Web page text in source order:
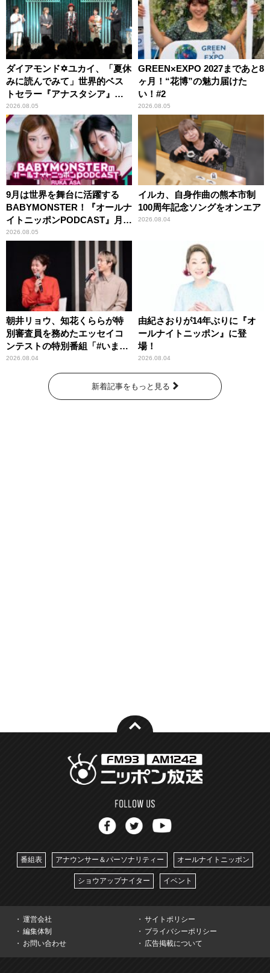
ダイアモンド✡ユカイ、「夏休
みに読んでみて」世界的ベス
トセラー『アナスタシア』を
紹介
2026.08.05
GREEN×EXPO 2027まであと8
ヶ月！“花博”の魅力届けた
い！#2
2026.08.05
9月は世界を舞台に活躍する
BABYMONSTER！『オールナ
イトニッポンPODCAST』月替
わりパーソナリティ
2026.08.05
イルカ、自身作曲の熊本市制
100周年記念ソングをオンエア
2026.08.04
朝井リョウ、知花くららが特
別審査員を務めたエッセイコ
ンテストの特別番組「#いまあ
なたに伝えたいこと」
2026.08.04
由紀さおりが14年ぶりに『オ
ールナイトニッポン』に登
場！
2026.08.04
新着記事をもっと見る
番組表 アナウンサー＆パーソナリティー オールナイトニッポン
ショウアップナイター イベント
運営会社
サイトポリシー
編集体制
プライバシーポリシー
お問い合わせ
広告掲載について